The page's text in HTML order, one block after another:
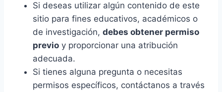
Si deseas utilizar algún contenido de este
sitio para fines educativos, académicos o
de investigación, debes obtener permiso
previo y proporcionar una atribución
adecuada.
Si tienes alguna pregunta o necesitas
permisos específicos, contáctanos a través